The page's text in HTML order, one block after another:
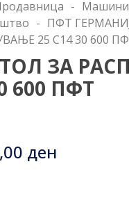
- Машини
- ПФТ
25 С14 30 600
ЗА
600 ПФТ
ден